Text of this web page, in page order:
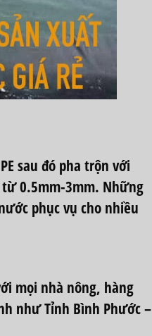
sau đó pha trộn với
từ 0.5mm-3mm. Những
phục vụ cho nhiều
mọi nhà nông, hàng
như Tỉnh Bình Phước –